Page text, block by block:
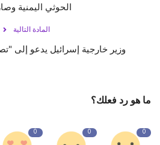
الحوثي اليمنية
المادة التالية
وزير خارجية إسرائيل يدعو إلى
ما هو رد فعلك؟
0
0
0